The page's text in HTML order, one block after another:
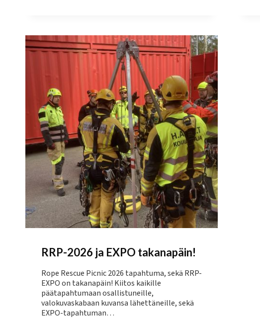
RRP-2026 ja EXPO takanapäin!
Rope Rescue Picnic 2026 tapahtuma, sekä RRP-
EXPO on takanapäin! Kiitos kaikille
päätapahtumaan osallistuneille,
valokuvaskabaan kuvansa lähettäneille, sekä
EXPO-tapahtuman…